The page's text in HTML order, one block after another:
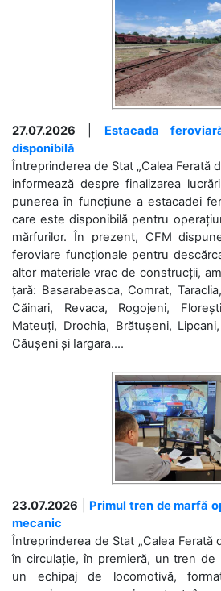
27.07.2026
Estacada
disponibilă
Întreprinderea de Stat „Calea Ferată
informează despre finalizarea
punerea în funcțiune a estacadei
care este disponibilă pentru
mărfurilor. În prezent, CFM
feroviare funcționale pentru
altor materiale vrac de construcții,
țară: Basarabeasca, Comrat,
Căinari, Revaca, Rogojeni,
Mateuți, Drochia, Brătușeni,
Căușeni și Iargara....
23.07.2026
Primul tren de marfă
mecanic
Întreprinderea de Stat „Calea Ferată
în circulație, în premieră, un tren de
un echipaj de locomotivă,